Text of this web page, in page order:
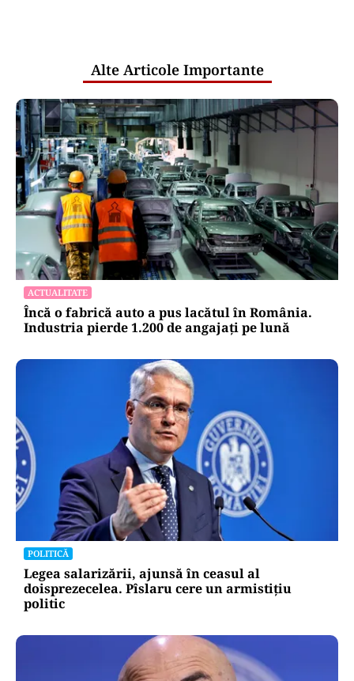
Alte Articole Importante
ACTUALITATE
Încă o fabrică auto a pus lacătul în România.
Industria pierde 1.200 de angajați pe lună
POLITICĂ
Legea salarizării, ajunsă în ceasul al
doisprezecelea. Pîslaru cere un armistițiu
politic